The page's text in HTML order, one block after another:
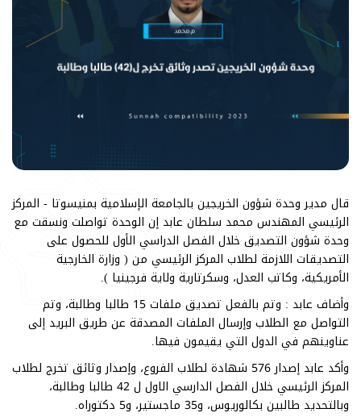
قال مدير وحدة شؤون الخريجين بالجامعة الإسلامية بمنيسوتا - المركز
الرئيسي المهندس محمد سلطان عابد إن الوحدة تواصلت ونسقت مع
وحدة شؤون التصديق خلال الفصل الدراسي الأول للحصول على
التصديقات اللازمة لطلاب المركز الرئيسي من ( وزارة الخارجية
الأمريكية، وكاتب العدل، وسكرتارية ولاية فرجينيا ).
وأضاف عابد : وتم بالفعل تصديق ملفات 15 طالبا وطالبة، وتم
التواصل مع الطلاب وإرسال الملفات المصدقة عن طريق البريد إلى
عناوينهم في الدول التي يقيمون فيها.
وأكد عابد إصدار 576 شهادة لطلاب الفروع، وإصدار وثائق تخرج لطلاب
المركز الرئيسي خلال الفصل الدارسي الاول ل 42 طالبا وطالبة،
وبالتحديد طالبين بكالوريوس، و35 ماجستير، و5 دكتوراه.